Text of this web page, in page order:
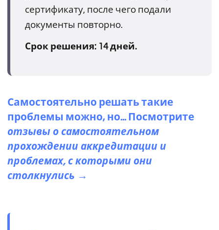
сертификату, после чего подали
документы повторно.
Срок решения: 14 дней.
Самостоятельно решать такие
проблемы можно, но... Посмотрите
отзывы о самостоятельном
прохождении аккредитации и
проблемах, с которыми они
столкнулись →